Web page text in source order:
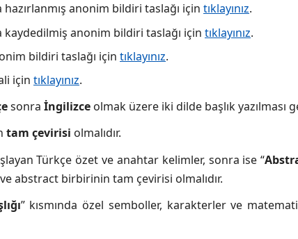
anonim bildiri taslağı için tıklayınız.
anonim bildiri taslağı için tıklayınız.
bildiri taslağı için tıklayınız.
için tıklayınız.
sonra İngilizce olmak üzere iki dilde başlık yazılması
tam çevirisi olmalıdır.
Türkçe özet ve anahtar kelimler, sonra ise “
abstract birbirinin tam çevirisi olmalıdır.
” kısmında özel semboller, karakterler ve